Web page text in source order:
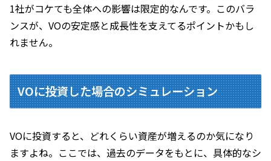
1社がコケても全体への影響は限定的なんです。このバラ
ンスが、VOの安定感と成長性を支えてるポイントかもし
れません。
VOに投資した場合のシミュレーション
VOに投資すると、どれくらい資産が増えるのか気になり
ますよね。ここでは、過去のデータをもとに、具体的なシ